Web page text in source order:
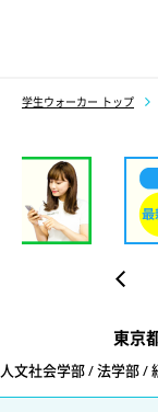
学生ウォーカー トップ
東京
人文社会学部 / 法学部 /